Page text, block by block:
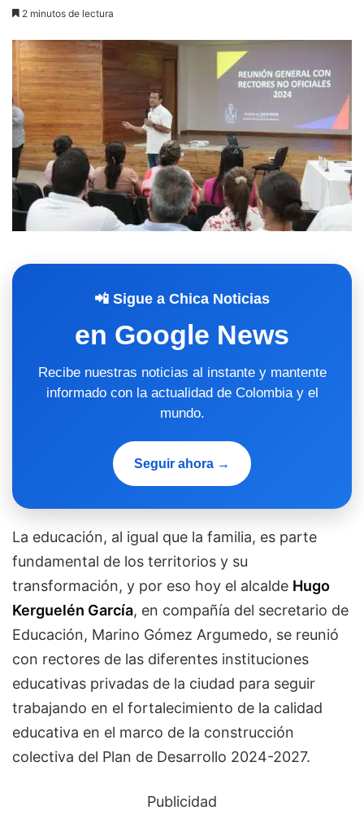
2 minutos de lectura
📲 Sigue a Chica Noticias
en Google News
Recibe nuestras noticias al instante y mantente
informado con la actualidad de Colombia y el
mundo.
Seguir ahora →
La educación, al igual que la familia, es parte
fundamental de los territorios y su
transformación, y por eso hoy el alcalde Hugo
Kerguelén García, en compañía del secretario de
Educación, Marino Gómez Argumedo, se reunió
con rectores de las diferentes instituciones
educativas privadas de la ciudad para seguir
trabajando en el fortalecimiento de la calidad
educativa en el marco de la construcción
colectiva del Plan de Desarrollo 2024-2027.
Publicidad